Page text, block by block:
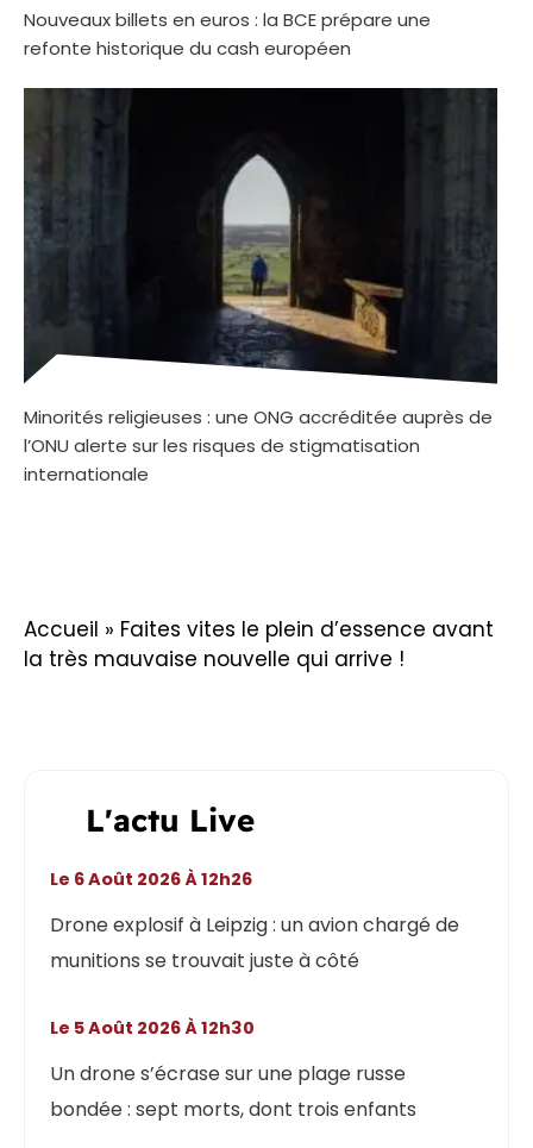
Nouveaux billets en euros : la BCE prépare une
refonte historique du cash européen
Minorités religieuses : une ONG accréditée auprès de
l’ONU alerte sur les risques de stigmatisation
internationale
Accueil » Faites vites le plein d’essence avant
la très mauvaise nouvelle qui arrive !
L'actu Live
Drone explosif à Leipzig : un avion chargé de
munitions se trouvait juste à côté
Le 6 Août 2026 À 12h26
Un drone s’écrase sur une plage russe
bondée : sept morts, dont trois enfants
Le 5 Août 2026 À 12h30